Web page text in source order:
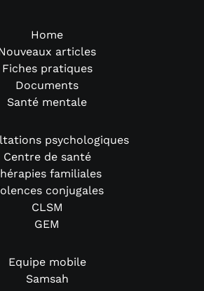
Home
articles
Fiches pratiques
Documents
Santé mentale
psychologiques
Centre de santé
familiales
conjugales
CLSM
GEM
Equipe mobile
Samsah